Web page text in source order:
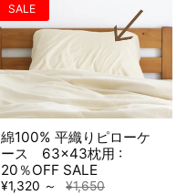
SALE
綿100% 平織りピローケ
ース 63×43枕用 :
20％OFF SALE
¥1,320 ¥1,650